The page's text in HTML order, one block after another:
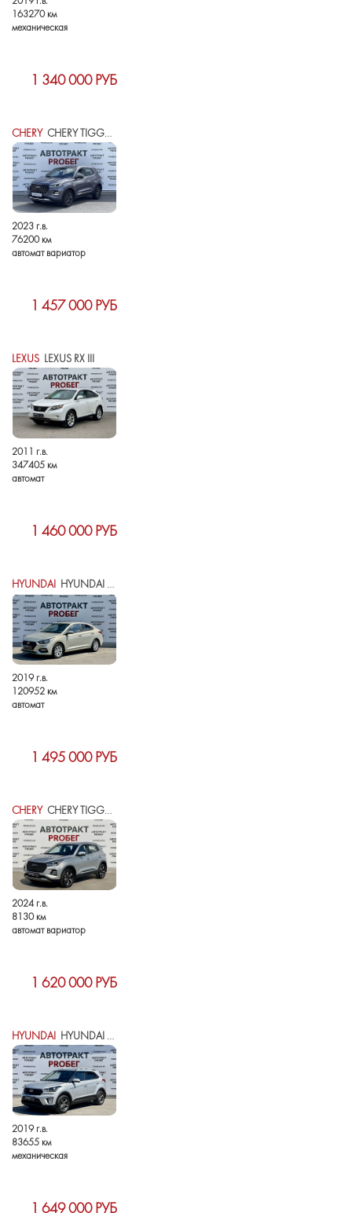
163270 км
механическая
1 340 000 РУБ
CHERY CHERY TIGGO 4 PRO I РЕСТАЙЛИНГ
2023 г.в.
76200 км
автомат вариатор
1 457 000 РУБ
LEXUS LEXUS RX III
2011 г.в.
347405 км
автомат
1 460 000 РУБ
HYUNDAI HYUNDAI SOLARIS II
2019 г.в.
120952 км
автомат
1 495 000 РУБ
CHERY CHERY TIGGO 4 PRO I РЕСТАЙЛИНГ
2024 г.в.
8130 км
автомат вариатор
1 620 000 РУБ
HYUNDAI HYUNDAI CRETA I
2019 г.в.
83655 км
механическая
1 649 000 РУБ